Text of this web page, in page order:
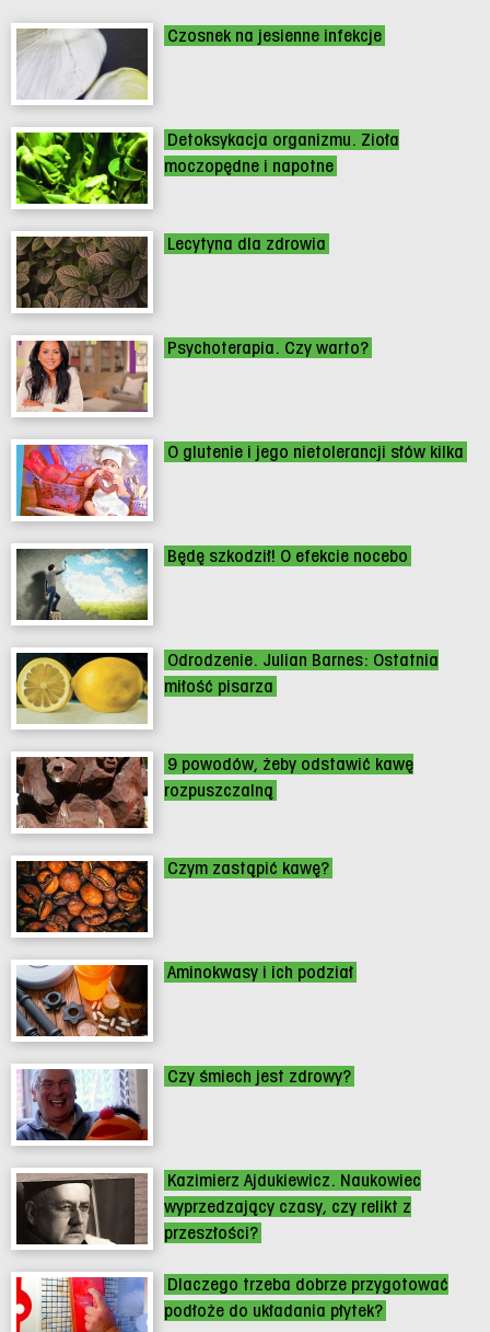
Czosnek na jesienne infekcje
Detoksykacja organizmu. Zioła
moczopędne i napotne
Lecytyna dla zdrowia
Psychoterapia. Czy warto?
O glutenie i jego nietolerancji słów kilka
Będę szkodził! O efekcie nocebo
Odrodzenie. Julian Barnes: Ostatnia
miłość pisarza
9 powodów, żeby odstawić kawę
rozpuszczalną
Czym zastąpić kawę?
Aminokwasy i ich podział
Czy śmiech jest zdrowy?
Kazimierz Ajdukiewicz. Naukowiec
wyprzedzający czasy, czy relikt z
przeszłości?
Dlaczego trzeba dobrze przygotować
podłoże do układania płytek?